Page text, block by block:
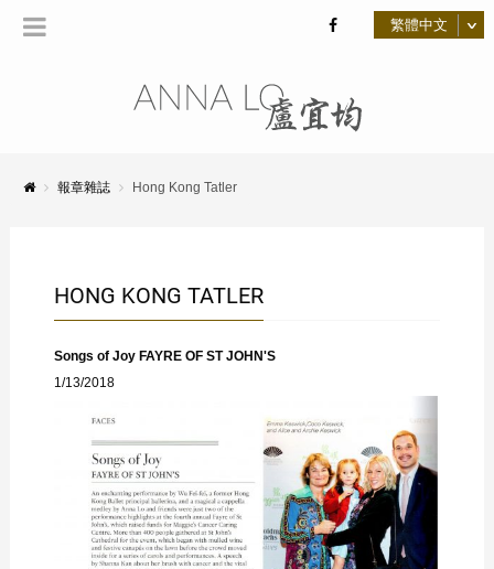
報章雜誌 Hong Kong Tatler
HONG KONG TATLER
Songs of Joy FAYRE OF ST JOHN'S
1/13/2018